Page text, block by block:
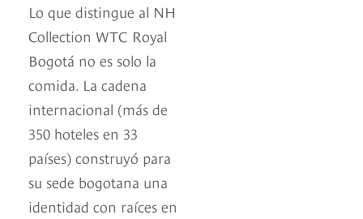
Lo que distingue al NH
Collection WTC Royal
Bogotá no es solo la
comida. La cadena
internacional (más de
350 hoteles en 33
países) construyó para
su sede bogotana una
identidad con raíces en